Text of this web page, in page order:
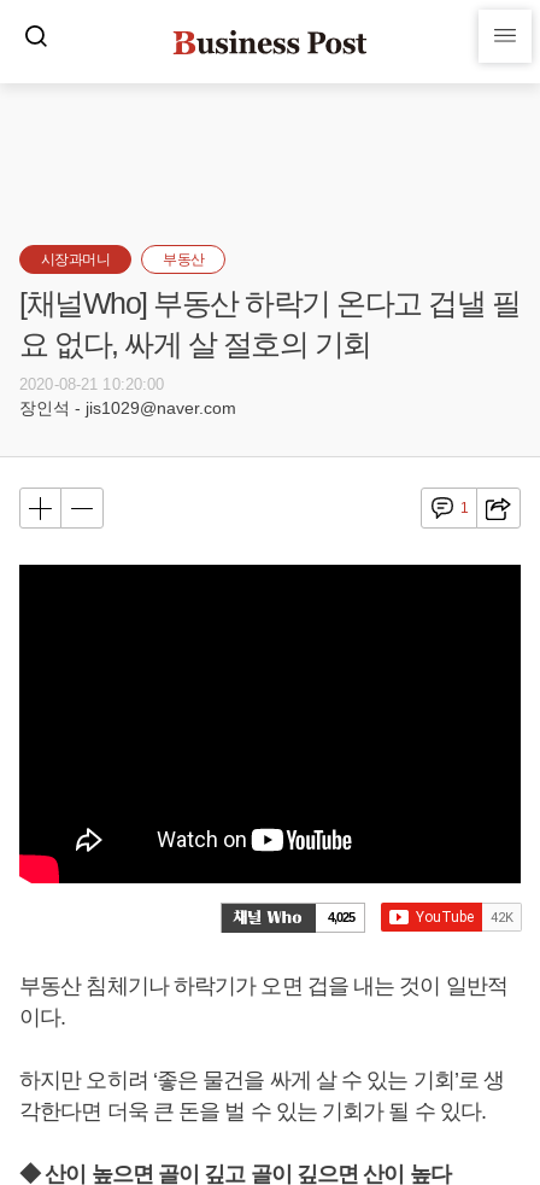
시장과머니 부동산
[채널Who] 부동산 하락기 온다고 겁낼 필
요 없다, 싸게 살 절호의 기회
2020-08-21 10:20:00
장인석 - jis1029@naver.com
1
4,025
부동산 침체기나 하락기가 오면 겁을 내는 것이 일반적
이다.
하지만 오히려 ‘좋은 물건을 싸게 살 수 있는 기회’로 생
각한다면 더욱 큰 돈을 벌 수 있는 기회가 될 수 있다.
◆ 산이 높으면 골이 깊고 골이 깊으면 산이 높다